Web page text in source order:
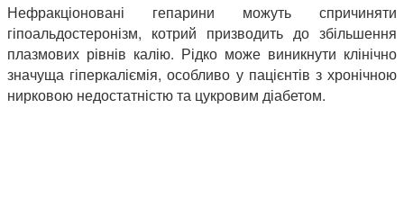
Нефракціоновані гепарини можуть спричиняти
гіпоальдостеронізм, котрий призводить до збільшення
плазмових рівнів калію. Рідко може виникнути клінічно
значуща гіперкаліємія, особливо у пацієнтів з хронічною
нирковою недостатністю та цукровим діабетом.